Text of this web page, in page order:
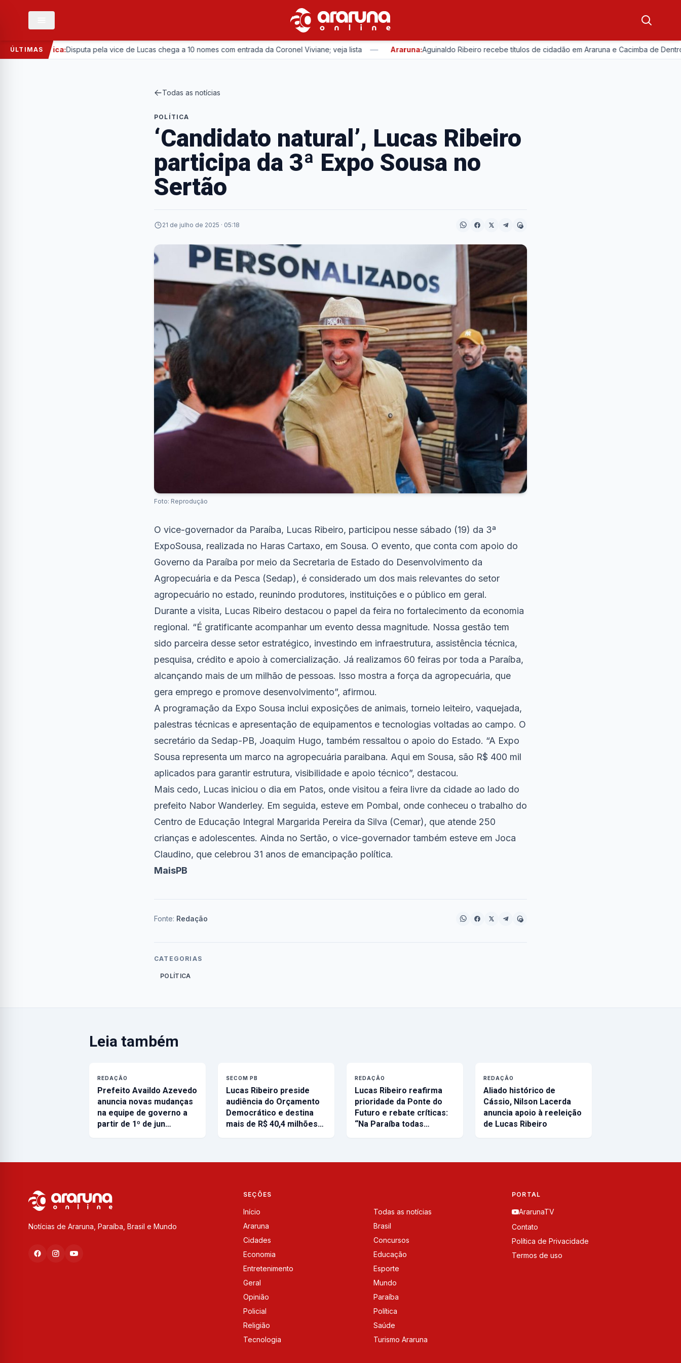
ÚLTIMAS
Política: Disputa pela vice de Lucas chega a 10 nomes com entrada da Coronel Viviane; veja lista — Araruna:Aguinaldo Ribeiro recebe títulos de cidadão em Araruna e Cacimba de Dentro —
Todas as notícias
POLÍTICA
‘Candidato natural’, Lucas Ribeiro
participa da 3ª Expo Sousa no
Sertão
21 de julho de 2025 · 05:18
Foto: Reprodução
O vice-governador da Paraíba, Lucas Ribeiro, participou nesse sábado (19) da 3ª
ExpoSousa, realizada no Haras Cartaxo, em Sousa. O evento, que conta com apoio do
Governo da Paraíba por meio da Secretaria de Estado do Desenvolvimento da
Agropecuária e da Pesca (Sedap), é considerado um dos mais relevantes do setor
agropecuário no estado, reunindo produtores, instituições e o público em geral.
Durante a visita, Lucas Ribeiro destacou o papel da feira no fortalecimento da economia
regional. “É gratificante acompanhar um evento dessa magnitude. Nossa gestão tem
sido parceira desse setor estratégico, investindo em infraestrutura, assistência técnica,
pesquisa, crédito e apoio à comercialização. Já realizamos 60 feiras por toda a Paraíba,
alcançando mais de um milhão de pessoas. Isso mostra a força da agropecuária, que
gera emprego e promove desenvolvimento”, afirmou.
A programação da Expo Sousa inclui exposições de animais, torneio leiteiro, vaquejada,
palestras técnicas e apresentação de equipamentos e tecnologias voltadas ao campo. O
secretário da Sedap-PB, Joaquim Hugo, também ressaltou o apoio do Estado. “A Expo
Sousa representa um marco na agropecuária paraibana. Aqui em Sousa, são R$ 400 mil
aplicados para garantir estrutura, visibilidade e apoio técnico”, destacou.
Mais cedo, Lucas iniciou o dia em Patos, onde visitou a feira livre da cidade ao lado do
prefeito Nabor Wanderley. Em seguida, esteve em Pombal, onde conheceu o trabalho do
Centro de Educação Integral Margarida Pereira da Silva (Cemar), que atende 250
crianças e adolescentes. Ainda no Sertão, o vice-governador também esteve em Joca
Claudino, que celebrou 31 anos de emancipação política.
MaisPB
Fonte: Redação
CATEGORIAS
POLÍTICA
Leia também
REDAÇÃO
Prefeito Availdo Azevedo
anuncia novas mudanças
na equipe de governo a
partir de 1º de jun…
SECOM PB
Lucas Ribeiro preside
audiência do Orçamento
Democrático e destina
mais de R$ 40,4 milhões…
REDAÇÃO
Lucas Ribeiro reafirma
prioridade da Ponte do
Futuro e rebate críticas:
“Na Paraíba todas…
REDAÇÃO
Aliado histórico de
Cássio, Nilson Lacerda
anuncia apoio à reeleição
de Lucas Ribeiro
Notícias de Araruna, Paraíba, Brasil e Mundo
SEÇÕES
Início
Todas as notícias
Araruna
Brasil
Cidades
Concursos
Economia
Educação
Entretenimento
Esporte
Geral
Mundo
Opinião
Paraíba
Policial
Política
Religião
Saúde
Tecnologia
Turismo Araruna
PORTAL
ArarunaTV
Contato
Política de Privacidade
Termos de uso